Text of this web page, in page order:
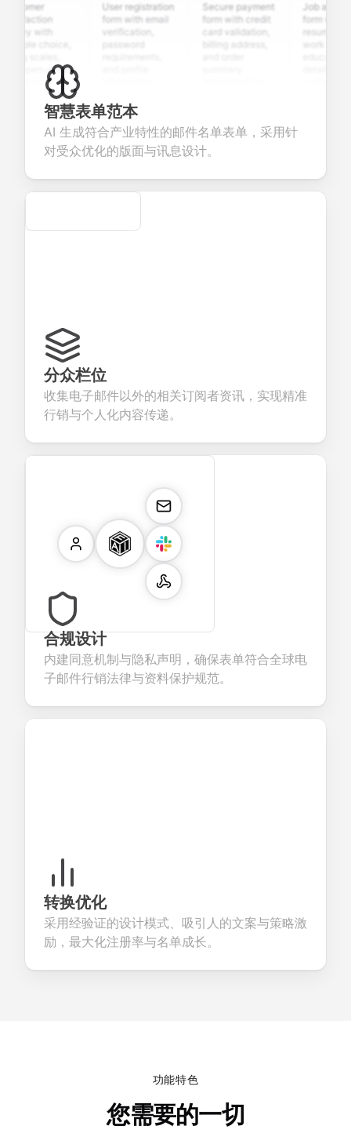
with
open-ended
valuable
about
products or
User registration
form with email
verification,
seamless
account
creation.
Secure payment
form with credit
card validation,
Job
form with
resume
candidate
智慧表单范本
AI 生成符合产业特性的邮件名单表单，采用针
对受众优化的版面与讯息设计。
Secure
分众栏位
收集电子邮件以外的相关订阅者资讯，实现精准
行销与个人化内容传递。
合规设计
内建同意机制与隐私声明，确保表单符合全球电
子邮件行销法律与资料保护规范。
转换优化
采用经验证的设计模式、吸引人的文案与策略激
励，最大化注册率与名单成长。
功能特色
您需要的一切